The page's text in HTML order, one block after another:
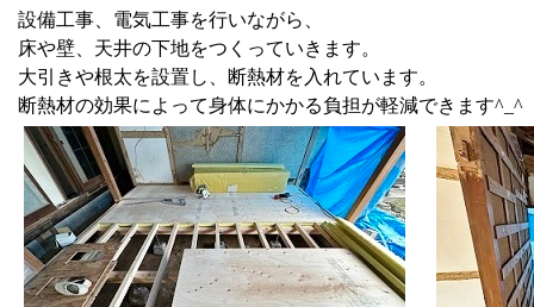
設備工事、電気工事を行いながら、
床や壁、天井の下地をつくっていきます。
大引きや根太を設置し、断熱材を入れています。
断熱材の効果によって身体にかかる負担が軽減できます^_^